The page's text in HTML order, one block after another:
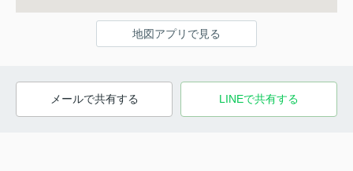
地図アプリで見る
メールで共有する LINEで共有する